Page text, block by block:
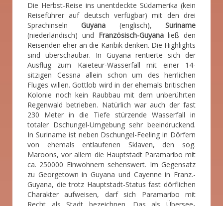
Die Herbst-Reise ins unentdeckte Südamerika (kein
Reiseführer auf deutsch verfügbar) mit den drei
SprachinselnGuyana (englisch),Suriname
(niederländisch) und Französisch-Guyanaließ den
Reisenden eher an die Karibik denken. Die Highlights
sind überschaubar. In Guyana rentierte sich der
Ausflug zum Kaieteur-Wasserfall mit einer 14-
sitzigen Cessna allein schon um des herrlichen
Fluges willen. Gottlob wird in der ehemals britischen
Kolonie noch kein Raubbau mit dem unberührten
Regenwald betrieben. Natürlich war auch der fast
230 Meter in die Tiefe stürzende Wasserfall in
totaler Dschungel-Umgebung sehr beeindruckend.
In Suriname ist neben Dschungel-Feeling in Dörfern
von ehemals entlaufenen Sklaven, den sog.
Maroons, vor allem die Hauptstadt Paramaribo mit
ca. 250000 Einwohnern sehenswert. Im Gegensatz
zu Georgetown in Guyana und Cayenne in Franz.-
Guyana, die trotz Hauptstadt-Status fast dörflichen
Charakter aufweisen, darf sich Paramaribo mit